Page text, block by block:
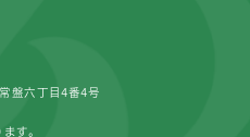
盤六丁目4番4号
す。